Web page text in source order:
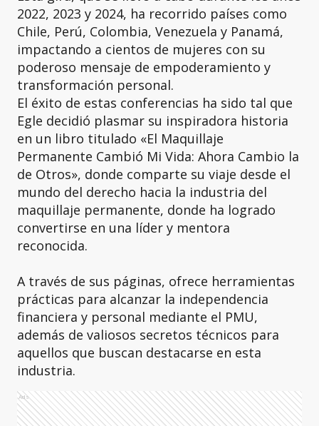
2022, 2023 y 2024, ha recorrido países como
Chile, Perú, Colombia, Venezuela y Panamá,
impactando a cientos de mujeres con su
poderoso mensaje de empoderamiento y
transformación personal.
El éxito de estas conferencias ha sido tal que
Egle decidió plasmar su inspiradora historia
en un libro titulado «El Maquillaje
Permanente Cambió Mi Vida: Ahora Cambio la
de Otros», donde comparte su viaje desde el
mundo del derecho hacia la industria del
maquillaje permanente, donde ha logrado
convertirse en una líder y mentora
reconocida.
A través de sus páginas, ofrece herramientas
prácticas para alcanzar la independencia
financiera y personal mediante el PMU,
además de valiosos secretos técnicos para
aquellos que buscan destacarse en esta
industria.
Ads